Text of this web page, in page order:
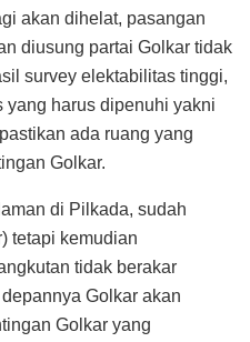
akan dihelat, pasangan
diusung partai Golkar tidak
survey elektabilitas tinggi,
yang harus dipenuhi yakni
ada ruang yang
Golkar.
di Pilkada, sudah
tetapi kemudian
tidak berakar
Golkar akan
Golkar yang